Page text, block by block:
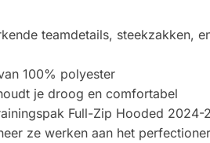
teamdetails, steekzakken,
100% polyester
je droog en comfortabel
Full-Zip Hooded
ze werken aan het